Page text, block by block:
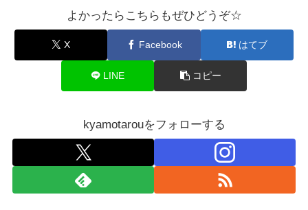
よかったらこちらもぜひどうぞ☆
X Facebook はてブ
LINE コピー
kyamotarouをフォローする